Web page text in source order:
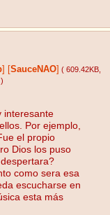
SauceNAO ( 609.42KB
)
interesante
Por ejemplo,
el propio
Dios los puso
como sera esa
escucharse en
esta más